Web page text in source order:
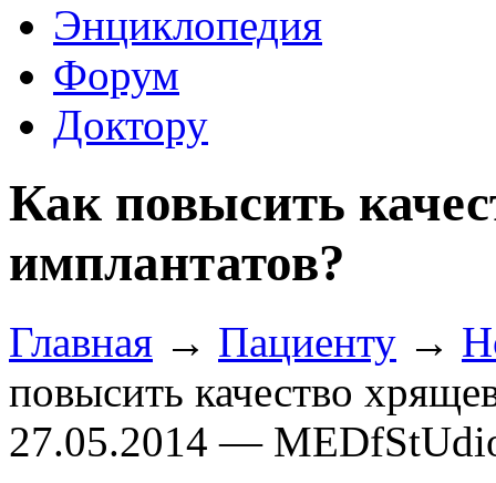
Энциклопедия
Форум
Доктору
Как повысить
имплантатов?
Главная → Пациенту →
повысить качество
27.05.2014 —